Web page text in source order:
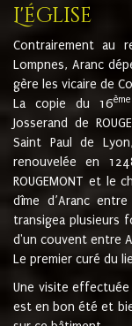
L'église
Contrairement au
Lompnes, Aranc
gère les vicaire de
La copie du 16ème
Josserand de
Saint Paul de
renouvelée en
ROUGEMONT et le
dîme d’Aranc
transigea plusieurs
d'un couvent entre
Le premier curé du
Une visite
est en bon été et